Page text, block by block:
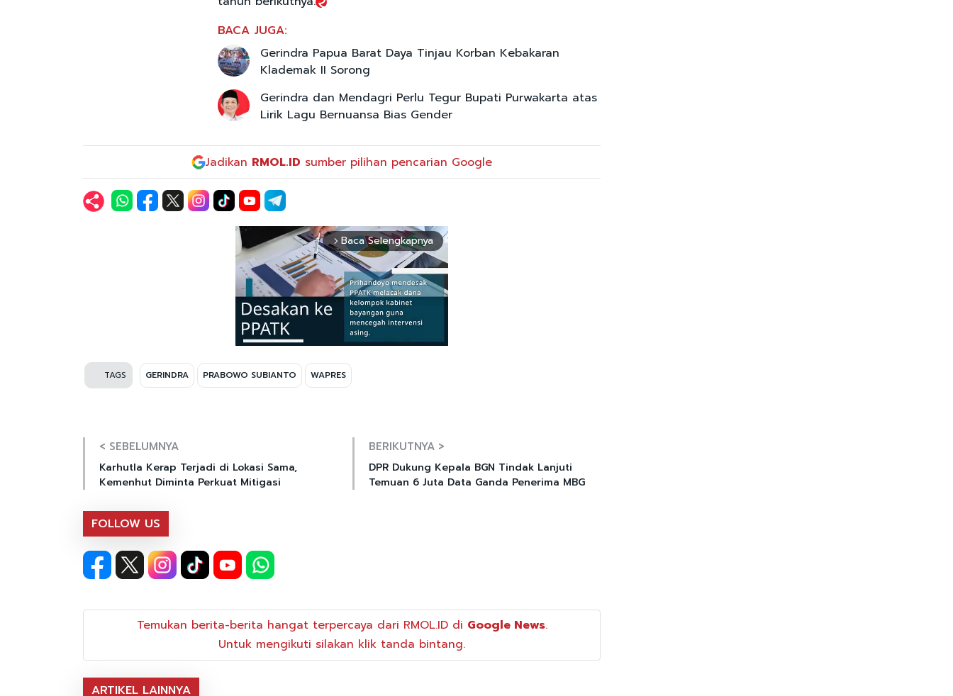
BACA JUGA:
Gerindra Papua Barat Daya Tinjau Korban Kebakaran
Klademak II Sorong
Gerindra dan Mendagri Perlu Tegur Bupati Purwakarta atas
Lirik Lagu Bernuansa Bias Gender
Jadikan RMOL.ID sumber pilihan pencarian Google
arrow_forward_ios Baca Selengkapnya
TAGS GERINDRA PRABOWO SUBIANTO WAPRES
< SEBELUMNYA
Karhutla Kerap Terjadi di Lokasi Sama,
Kemenhut Diminta Perkuat Mitigasi
BERIKUTNYA >
DPR Dukung Kepala BGN Tindak Lanjuti
Temuan 6 Juta Data Ganda Penerima MBG
FOLLOW US
Temukan berita-berita hangat terpercaya dari RMOL.ID di Google News.
Untuk mengikuti silakan klik tanda bintang.
ARTIKEL LAINNYA